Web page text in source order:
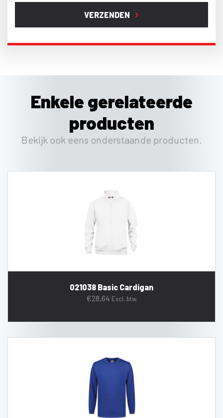
VERZENDEN
Enkele gerelateerde
producten
Bekijk ook eens onderstaande producten.
021038 Basic Cardigan
€28,64 Excl. btw.